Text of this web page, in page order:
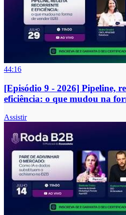
44:16
[Episódio 9 - 2026] Pipeline,
eficiência: o que mudou na
Assistir